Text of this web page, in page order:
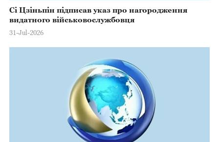
Сі Цзіньпін підписав указ про нагородження
видатного військовослужбовця
31-Jul-2026